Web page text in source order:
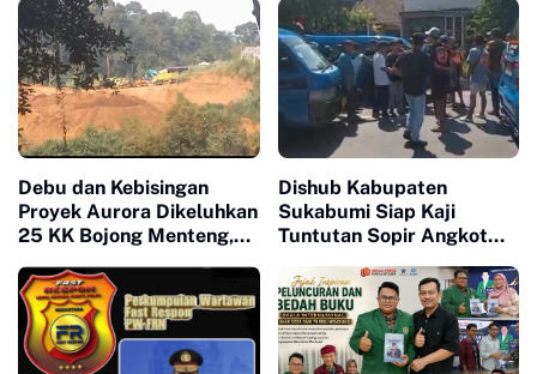
Keterampilan Otomotif
Pentingnya Sinergi
Madrasah dan Keluarga
Debu dan Kebisingan
Proyek Aurora Dikeluhkan
25 KK Bojong Menteng,
Turun Tangan
Dishub Kabupaten
Sukabumi Siap Kaji
Tuntutan Sopir Angkot
Trayek hingga Stasiun
Cicurug